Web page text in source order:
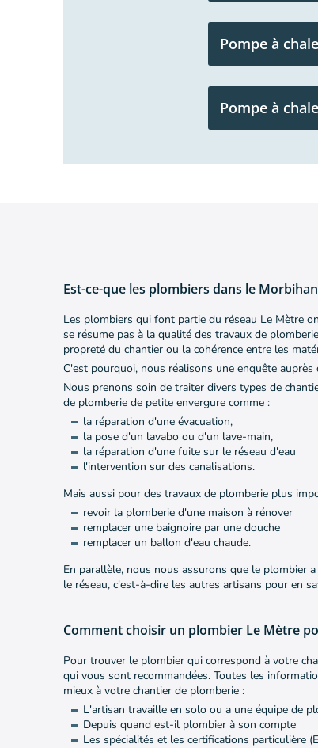
Pompe à
Pompe à
Est-ce-que les plombiers dans le
Les plombiers qui font partie du réseau Le Mètre
se résume pas à la qualité des travaux de
propreté du chantier ou la cohérence entre les
C'est pourquoi, nous réalisons une enquête
Nous prenons soin de traiter divers types de
de plomberie de petite envergure comme :
la réparation d'une évacuation,
la pose d'un lavabo ou d'un lave-main,
la réparation d'une fuite sur le réseau d'eau
l'intervention sur des canalisations.
Mais aussi pour des travaux de plomberie plus
revoir la plomberie d'une maison à rénover
remplacer une baignoire par une douche
remplacer un ballon d'eau chaude.
En parallèle, nous nous assurons que le plombier
le réseau, c'est-à-dire les autres artisans pour en
Comment choisir un plombier Le Mètre
Pour trouver le plombier qui correspond à votre
qui vous sont recommandées. Toutes les
mieux à votre chantier de plomberie :
L'artisan travaille en solo ou a une équipe de
Depuis quand est-il plombier à son compte
Les spécialités et les certifications particulière